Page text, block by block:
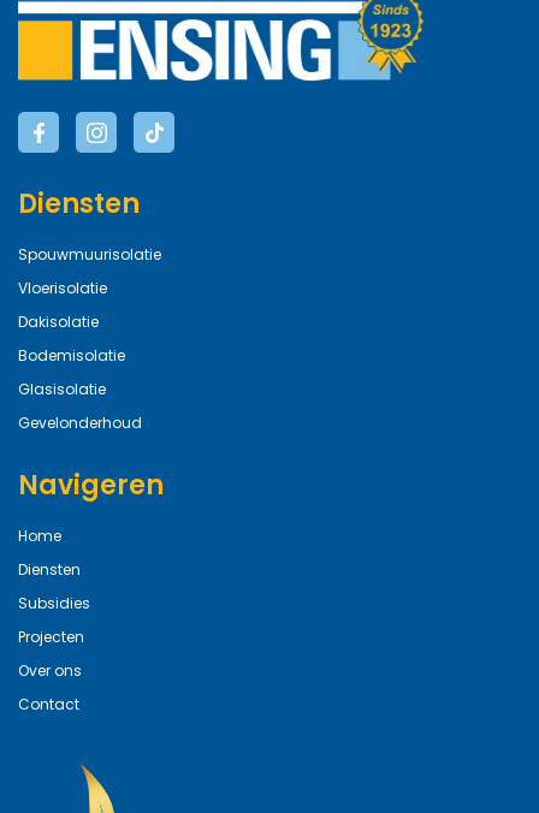
Diensten
Spouwmuurisolatie
Vloerisolatie
Dakisolatie
Bodemisolatie
Glasisolatie
Gevelonderhoud
Navigeren
Home
Diensten
Subsidies
Projecten
Over ons
Contact